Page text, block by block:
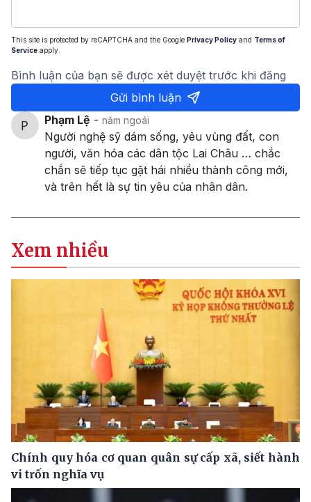
This site is protected by reCAPTCHA and the Google Privacy Policy and Terms of
Service apply.
Bình luận của bạn sẽ được xét duyệt trước khi đăng
Gửi bình luận
Phạm Lệ - năm ngoái
Người nghệ sỹ dám sống, yêu vùng đất, con
người, văn hóa các dân tộc Lai Châu … chắc
chắn sẽ tiếp tục gặt hái nhiều thành công mới,
và trên hết là sự tin yêu của nhân dân.
Xem nhiều
Chính quy hóa cơ quan quân sự cấp xã, siết hành
vi trốn nghĩa vụ